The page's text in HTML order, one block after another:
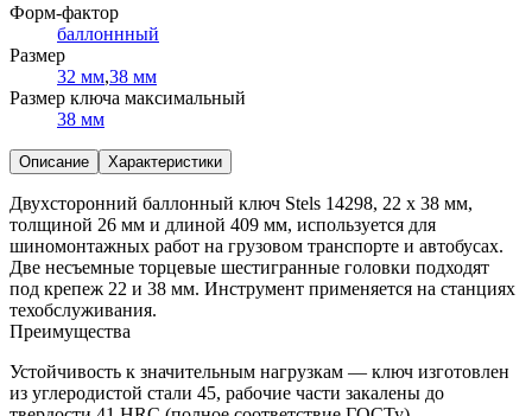
Форм-фактор
баллоннный
Размер
32 мм,38 мм
Размер ключа максимальный
38 мм
Описание Характеристики
Двухсторонний баллонный ключ Stels 14298, 22 х 38 мм,
толщиной 26 мм и длиной 409 мм, используется для
шиномонтажных работ на грузовом транспорте и автобусах.
Две несъемные торцевые шестигранные головки подходят
под крепеж 22 и 38 мм. Инструмент применяется на станциях
техобслуживания.
Преимущества
Устойчивость к значительным нагрузкам — ключ изготовлен
из углеродистой стали 45, рабочие части закалены до